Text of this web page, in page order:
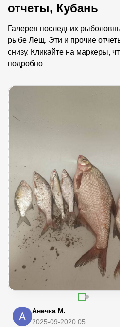
отчеты, Кубань
Галерея последних
рыбе Лещ. Эти и прочие
снизу. Кликайте на маркеры,
подробно
Анечка М.
2025-09-2020:05